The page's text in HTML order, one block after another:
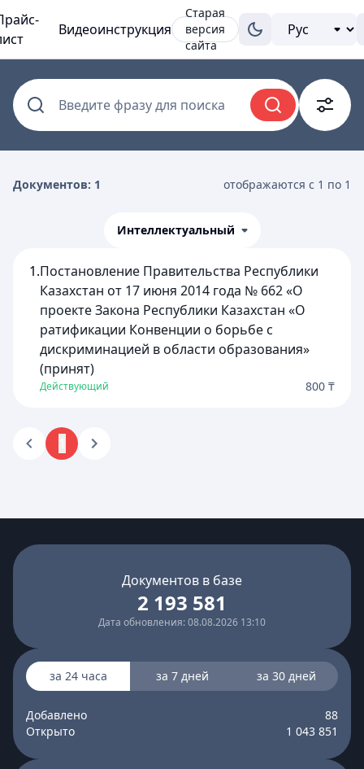
Видеоинструкция
Старая
версия
сайта
Введите фразу для поиска
Документов: 1 отображаются с 1 по 1
Интеллектуальный
1.Постановление Правительства Республики
Казахстан от 17 июня 2014 года № 662 «О
проекте Закона Республики Казахстан «О
ратификации Конвенции о борьбе с
дискриминацией в области образования»
(принят)
Действующий 800 ₸
Документов в базе
2 193 581
Дата обновления: 08.08.2026 13:10
за 24 часа за 7 дней за 30 дней
Добавлено
88
Открыто
1 043 851